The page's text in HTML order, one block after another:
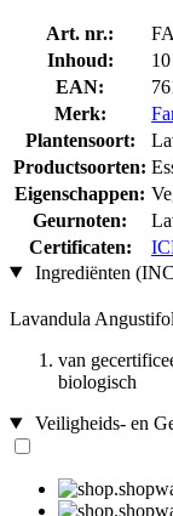
Art. nr.:
Inhoud:
EAN:
Merk:
Plantensoort:
Productsoorten:
Eigenschappen:
Geurnoten:
Certificaten:
Ingrediënten
Lavandula
van
biologisch
Veiligheids- en